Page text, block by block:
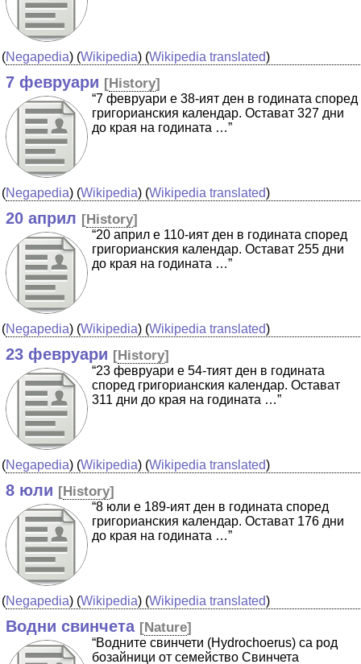
(Negapedia) (Wikipedia) (Wikipedia translated)
7 февруари [History]
“7 февруари е 38-ият ден в годината според
григорианския календар. Остават 327 дни
до края на годината …”
(Negapedia) (Wikipedia) (Wikipedia translated)
20 април [History]
“20 април е 110-ият ден в годината според
григорианския календар. Остават 255 дни
до края на годината …”
(Negapedia) (Wikipedia) (Wikipedia translated)
23 февруари [History]
“23 февруари е 54-тият ден в годината
според григорианския календар. Остават
311 дни до края на годината …”
(Negapedia) (Wikipedia) (Wikipedia translated)
8 юли [History]
“8 юли е 189-ият ден в годината според
григорианския календар. Остават 176 дни
до края на годината …”
(Negapedia) (Wikipedia) (Wikipedia translated)
Водни свинчета [Nature]
“Водните свинчети (Hydrochoerus) са род
бозайници от семейство Свинчета